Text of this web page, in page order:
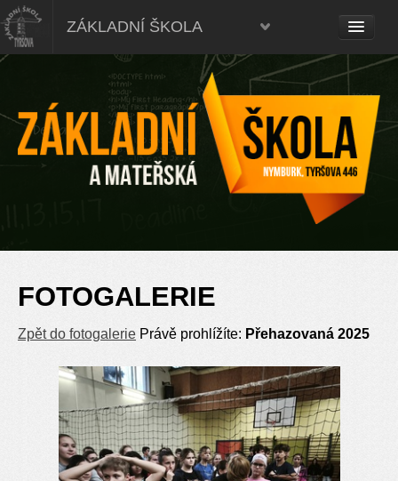
ZÁKLADNÍ ŠKOLA
FOTOGALERIE
Zpět do fotogalerie Právě prohlížíte: Přehazovaná 2025